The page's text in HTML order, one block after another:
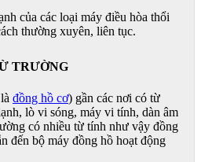
của các loại máy điều hòa thổi
thường xuyên, liên tục.
TRƯỜNG
đồng hồ cơ) gần các nơi có từ
lò vi sóng, máy vi tính, dàn âm
có nhiều từ tính như vậy đồng
đến bộ máy đồng hồ hoạt động